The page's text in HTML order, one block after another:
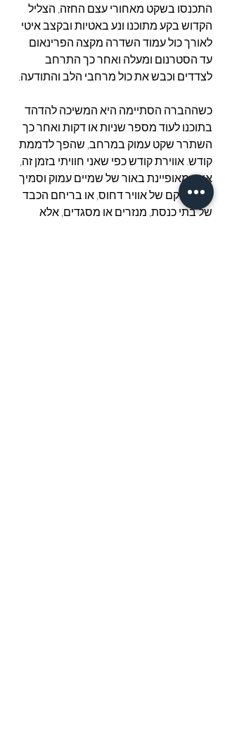
התכנסו בשקט מאחורי עצם החזה, הצליל
הקדוש בקע מתוכנו ונע באטיות ובקצב איטי
לאורך כול עמוד השדרה מקצה הפרינאום
עד הסטרנום ומעלה ואחר כך התרחב
לצדדים וכבש את כול מרחבי הלב והתודעה.
כשההברה הסתיימה היא המשיכה להדהד
בתוכנו לעוד מספר שניות או דקות ואחר כך
השתרר שקט עמוק במרחב, שהפך לדממת
קודש. אווירת קודש כפי שאני חוויתי בזמן זה,
אינה מאופיינת באור של שמיים עמוק וסמיך
או במרקם של אוויר דחוס, או בריחם הכבד
של בתי כנסת, מנזרים או מסגדים, אלא